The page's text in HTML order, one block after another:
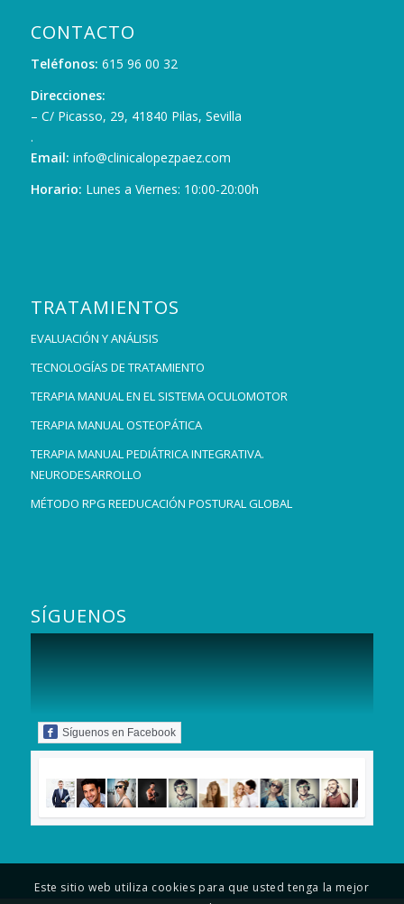
CONTACTO
Teléfonos: 615 96 00 32
Direcciones:
– C/ Picasso, 29, 41840 Pilas, Sevilla
.
Email: info@clinicalopezpaez.com
Horario: Lunes a Viernes: 10:00-20:00h
TRATAMIENTOS
EVALUACIÓN Y ANÁLISIS
TECNOLOGÍAS DE TRATAMIENTO
TERAPIA MANUAL EN EL SISTEMA OCULOMOTOR
TERAPIA MANUAL OSTEOPÁTICA
TERAPIA MANUAL PEDIÁTRICA INTEGRATIVA.
NEURODESARROLLO
MÉTODO RPG REEDUCACIÓN POSTURAL GLOBAL
SÍGUENOS
Síguenos en Facebook
Este sitio web utiliza cookies para que usted tenga la mejor